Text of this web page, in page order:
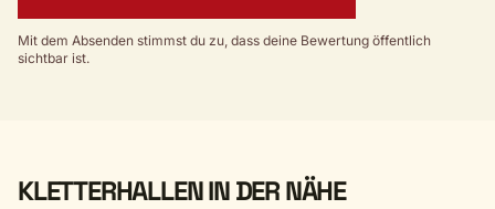
Mit dem Absenden stimmst du zu, dass deine Bewertung öffentlich
sichtbar ist.
KLETTERHALLEN IN DER NÄHE